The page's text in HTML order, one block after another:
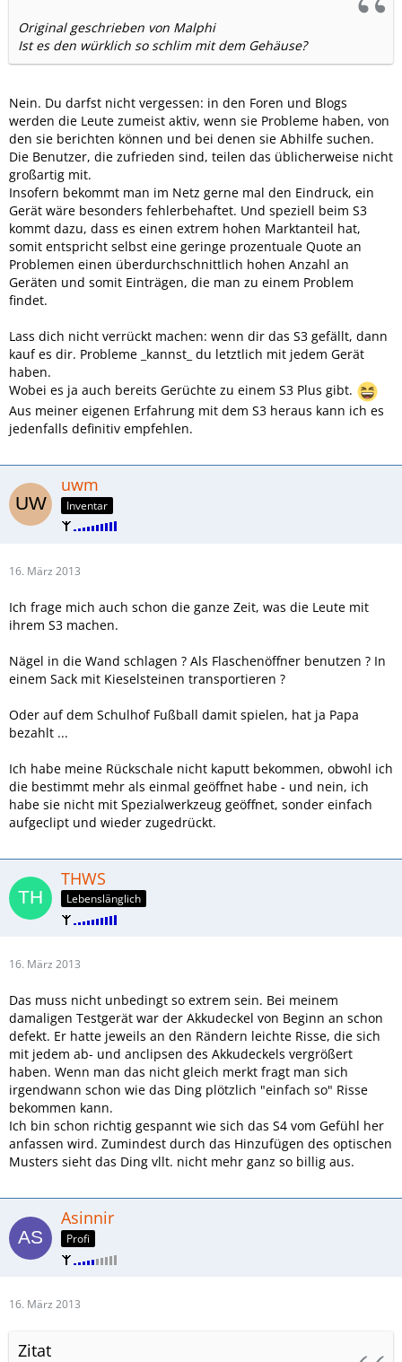
Original geschrieben von Malphi
Ist es den würklich so schlim mit dem Gehäuse?
Nein. Du darfst nicht vergessen: in den Foren und Blogs
werden die Leute zumeist aktiv, wenn sie Probleme haben, von
den sie berichten können und bei denen sie Abhilfe suchen.
Die Benutzer, die zufrieden sind, teilen das üblicherweise nicht
großartig mit.
Insofern bekommt man im Netz gerne mal den Eindruck, ein
Gerät wäre besonders fehlerbehaftet. Und speziell beim S3
kommt dazu, dass es einen extrem hohen Marktanteil hat,
somit entspricht selbst eine geringe prozentuale Quote an
Problemen einen überdurchschnittlich hohen Anzahl an
Geräten und somit Einträgen, die man zu einem Problem
findet.
Lass dich nicht verrückt machen: wenn dir das S3 gefällt, dann
kauf es dir. Probleme _kannst_ du letztlich mit jedem Gerät
haben.
Wobei es ja auch bereits Gerüchte zu einem S3 Plus gibt.
Aus meiner eigenen Erfahrung mit dem S3 heraus kann ich es
jedenfalls definitiv empfehlen.
uwm
Inventar
16. März 2013
Ich frage mich auch schon die ganze Zeit, was die Leute mit
ihrem S3 machen.
Nägel in die Wand schlagen ? Als Flaschenöffner benutzen ? In
einem Sack mit Kieselsteinen transportieren ?
Oder auf dem Schulhof Fußball damit spielen, hat ja Papa
bezahlt ...
Ich habe meine Rückschale nicht kaputt bekommen, obwohl ich
die bestimmt mehr als einmal geöffnet habe - und nein, ich
habe sie nicht mit Spezialwerkzeug geöffnet, sonder einfach
aufgeclipt und wieder zugedrückt.
THWS
Lebenslänglich
16. März 2013
Das muss nicht unbedingt so extrem sein. Bei meinem
damaligen Testgerät war der Akkudeckel von Beginn an schon
defekt. Er hatte jeweils an den Rändern leichte Risse, die sich
mit jedem ab- und anclipsen des Akkudeckels vergrößert
haben. Wenn man das nicht gleich merkt fragt man sich
irgendwann schon wie das Ding plötzlich "einfach so" Risse
bekommen kann.
Ich bin schon richtig gespannt wie sich das S4 vom Gefühl her
anfassen wird. Zumindest durch das Hinzufügen des optischen
Musters sieht das Ding vllt. nicht mehr ganz so billig aus.
Asinnir
Profi
16. März 2013
Zitat